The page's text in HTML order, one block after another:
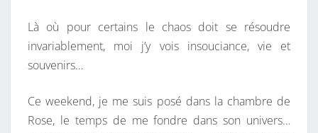
S
Là où pour certains le chaos doit se résoudre
invariablement, moi j’y vois insouciance, vie et
souvenirs…
Ce weekend, je me suis posé dans la chambre de
Rose, le temps de me fondre dans son univers…